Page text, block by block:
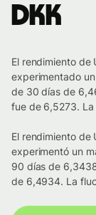
DKK
El rendimiento de
experimentado
de 30 días de
fue de 6,5273. La
El rendimiento de
experimentó un
90 días de
de 6,4934. La